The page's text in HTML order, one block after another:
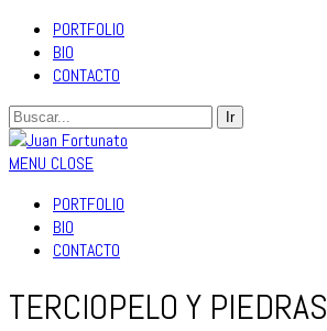
PORTFOLIO
BIO
CONTACTO
MENU CLOSE
PORTFOLIO
BIO
CONTACTO
TERCIOPELO Y PIEDRAS